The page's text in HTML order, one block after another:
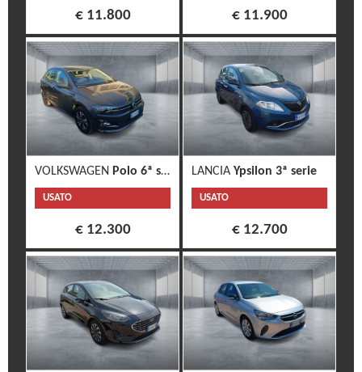
€ 11.800 € 11.900
VOLKSWAGEN Polo 6ª serie
USATO
€ 12.300
LANCIA Ypsilon 3ª serie
USATO
€ 12.700